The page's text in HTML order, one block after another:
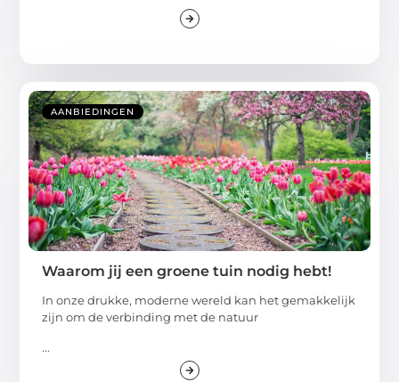
AANBIEDINGEN
Waarom jij een groene tuin nodig hebt!
In onze drukke, moderne wereld kan het gemakkelijk
zijn om de verbinding met de natuur
...